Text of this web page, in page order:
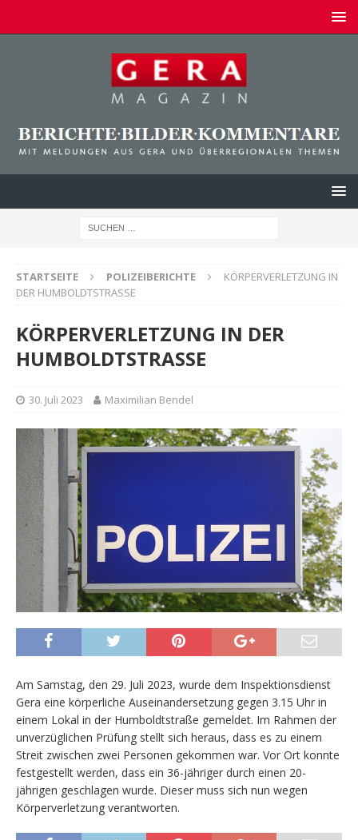
STARTSEITE POLIZEIBERICHTE
KÖRPERVERLETZUNG IN
DER HUMBOLDTSTRASSE
KÖRPERVERLETZUNG IN DER
HUMBOLDTSTRASSE
30. Juli 2023 Maximilian Bendel
Am Samstag, den 29. Juli 2023, wurde dem Inspektionsdienst
Gera eine körperliche Auseinandersetzung gegen 3.15 Uhr in
einem Lokal in der Humboldtstraße gemeldet. Im Rahmen der
unverzüglichen Prüfung stellt sich heraus, dass es zu einem
Streit zwischen zwei Personen gekommen war. Vor Ort konnte
festgestellt werden, dass ein 36-jähriger durch einen 20-
jährigen geschlagen wurde. Dieser muss sich nun wegen
Körperverletzung verantworten.